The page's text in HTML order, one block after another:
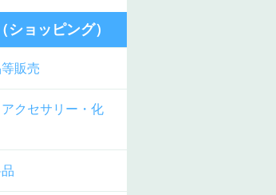
ショッピング）
販売
クセサリー・化